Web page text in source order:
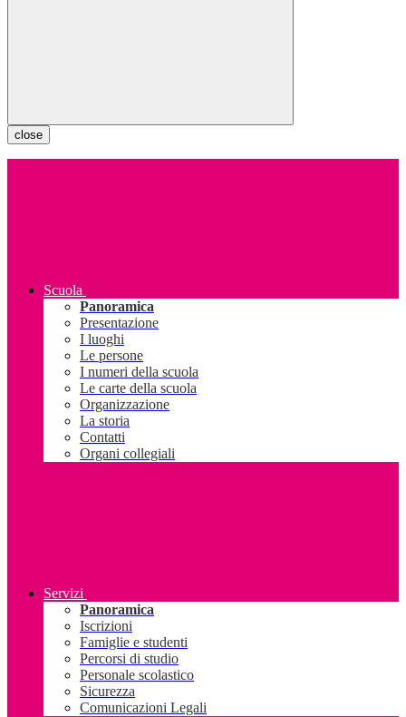
close
Scuola
Panoramica
Presentazione
I luoghi
Le persone
I numeri della scuola
Le carte della scuola
Organizzazione
La storia
Contatti
Organi collegiali
Servizi
Panoramica
Iscrizioni
Famiglie e studenti
Percorsi di studio
Personale scolastico
Sicurezza
Comunicazioni Legali